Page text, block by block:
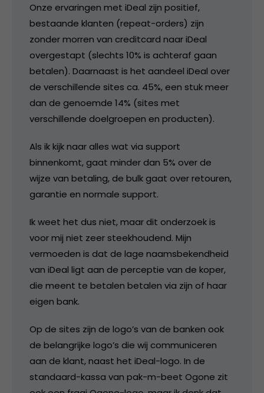
Onze ervaringen met iDeal zijn positief,
bestaande klanten (repeat-orders) zijn
zonder morren van creditcard naar iDeal
overgestapt (slechts 10% is achteraf gaan
betalen). Daarnaast is het aandeel iDeal over
de verschillende sites ca. 45%, een stuk meer
dan de genoemde 14% (sites met
verschillende doelgroepen en producten).
Als ik kijk naar alles wat via support
binnenkomt, gaat minder dan 5% over de
wijze van betaling, de bulk gaat over retouren,
garantie en normale support.
Ik weet het dus niet, maar dit onderzoek is
voor mij niet zeer steekhoudend. Mijn
vermoeden is dat de lage naamsbekendheid
van iDeal ligt aan de perceptie van de koper,
die meent te betalen betalen via zijn of haar
eigen bank.
Op de sites zijn de logo’s van de banken ook
de belangrijke logo’s die wij communiceren
aan de klant, naast het iDeal-logo. In de
standaard-kassa van pak-m-beet Ogone zit